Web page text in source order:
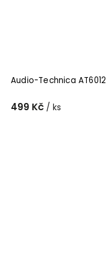
Audio-Technica AT6012
499 Kč / ks